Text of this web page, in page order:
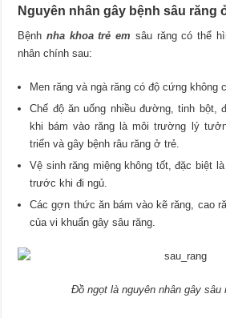
Nguyên nhân gây bệnh sâu răng
Bệnh nha khoa trẻ em sâu răng có thể
nhân chính sau:
Men răng và ngà răng có độ cứng không
Chế độ ăn uống nhiều đường, tinh bột,
khi bám vào răng là môi trường lý
triển và gây bệnh râu răng ở trẻ.
Vệ sinh răng miệng không tốt, đặc biệt
trước khi đi ngủ.
Các gợn thức ăn bám vào kẽ răng, cao
của vi khuẩn gây sâu răng.
Đồ ngọt là nguyên nhân gây sâu